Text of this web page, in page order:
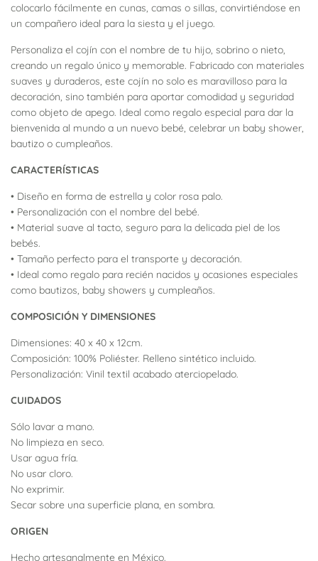
colocarlo fácilmente en cunas, camas o sillas, convirtiéndose en
un compañero ideal para la siesta y el juego.
Personaliza el cojín con el nombre de tu hijo, sobrino o nieto,
creando un regalo único y memorable. Fabricado con materiales
suaves y duraderos, este cojín no solo es maravilloso para la
decoración, sino también para aportar comodidad y seguridad
como objeto de apego. Ideal como regalo especial para dar la
bienvenida al mundo a un nuevo bebé, celebrar un baby shower,
bautizo o cumpleaños.
CARACTERÍSTICAS
• Diseño en forma de estrella y color rosa palo.
• Personalización con el nombre del bebé.
• Material suave al tacto, seguro para la delicada piel de los
bebés.
• Tamaño perfecto para el transporte y decoración.
• Ideal como regalo para recién nacidos y ocasiones especiales
como bautizos, baby showers y cumpleaños.
COMPOSICIÓN Y DIMENSIONES
Dimensiones: 40 x 40 x 12cm.
Composición: 100% Poliéster. Relleno sintético incluido.
Personalización: Vinil textil acabado aterciopelado.
CUIDADOS
Sólo lavar a mano.
No limpieza en seco.
Usar agua fría.
No usar cloro.
No exprimir.
Secar sobre una superficie plana, en sombra.
ORIGEN
Hecho artesanalmente en México.